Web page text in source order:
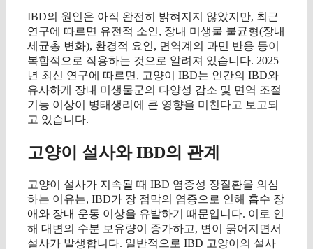
IBD의 원인은 아직 완전히 밝혀지지 않았지만, 최근
연구에 따르면 유전적 소인, 장내 미생물 불균형(장내
세균총 변화), 환경적 요인, 면역계의 과민 반응 등이
복합적으로 작용하는 것으로 알려져 있습니다. 2025
년 최신 연구에 따르면, 고양이 IBD는 인간의 IBD와
유사하게 장내 미생물군의 다양성 감소 및 면역 조절
기능 이상이 병태생리에 큰 영향을 미친다고 보고되
고 있습니다.
고양이 설사와 IBD의 관계
고양이 설사가 지속될 때 IBD 염증성 장질환을 의심
하는 이유는, IBD가 장 점막의 염증으로 인해 흡수 장
애와 장내 운동 이상을 유발하기 때문입니다. 이로 인
해 대변의 수분 보유량이 증가하고, 변이 묽어지면서
설사가 발생합니다. 일반적으로 IBD 고양이의 설사